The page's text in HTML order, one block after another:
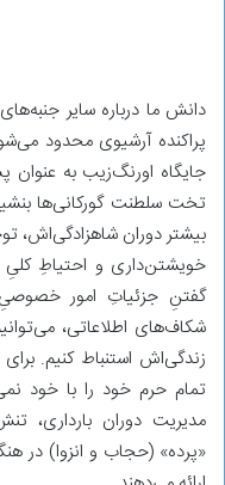
دانش ما درباره‌ سایر
پراکنده‌ آرشیوی محدود
جایگاه اورنگ‌زیب به
تخت سلطنت گورکانی‌ها
بیشتر دوران شاهزادگی‌اش،
خویشتن‌داری و احتیاطِ کلیِ
گفتنِ جزئیاتِ امور
شکاف‌های اطلاعاتی،
زندگی‌اش استنباط کنیم.
تمام حرم خود را با خود
مدیریت دوران
«پردہ» (حجاب و انزوا) در